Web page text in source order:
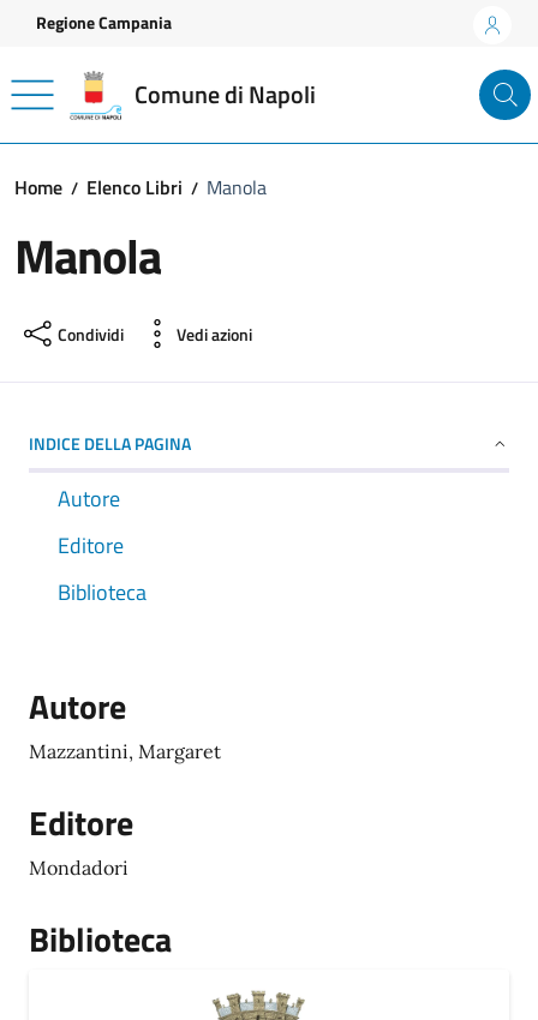
Vai ai contenuti
Vai al footer
Regione Campania
Comune di Napoli
Home Elenco Libri Manola
Manola
Condividi Vedi azioni
INDICE DELLA PAGINA
Autore
Editore
Biblioteca
Autore
Mazzantini, Margaret
Editore
Mondadori
Biblioteca